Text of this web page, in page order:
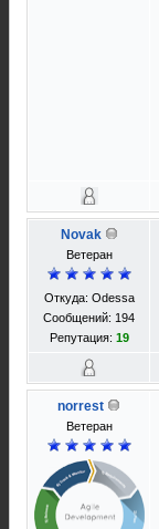
Novak
Ветеран
Откуда: Odessa
Сообщений: 194
Репутация: 19
norrest
Ветеран